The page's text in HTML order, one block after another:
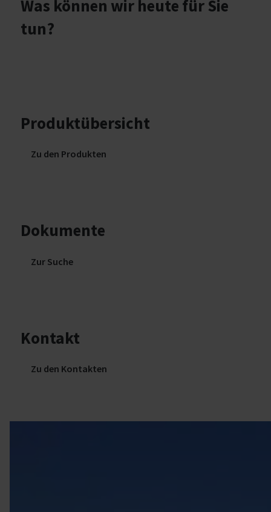
Was können wir heute für Sie
tun?
Produktübersicht
Zu den Produkten
Dokumente
Zur Suche
Kontakt
Zu den Kontakten